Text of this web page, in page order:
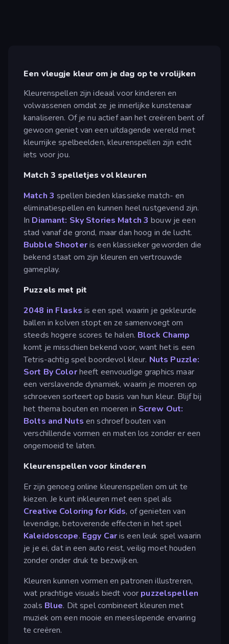
Een vleugje kleur om je dag op te vrolijken
Kleurenspellen zijn ideaal voor kinderen en
volwassenen omdat ze je innerlijke kunstenaar
kanaliseren. Of je nu actief aan het creëren bent of
gewoon geniet van een uitdagende wereld met
kleurrijke spelbeelden, kleurenspellen zijn echt
iets voor jou.
Match 3 spelletjes vol kleuren
Match 3 spellen bieden klassieke match- en
eliminatiespellen en kunnen heel rustgevend zijn.
In Diamant: Sky Stories Match 3 bouw je een
stad vanaf de grond, maar dan hoog in de lucht.
Bubble Shooteris een klassieker geworden die
bekend staat om zijn kleuren en vertrouwde
gameplay.
Puzzels met pit
2048 in Flasks is een spel waarin je gekleurde
ballen in kolven stopt en ze samenvoegt om
steeds hogere scores te halen. Block Champ
komt je misschien bekend voor, want het is een
Tetris-achtig spel boordevol kleur. Nuts Puzzle:
Sort By Colorheeft eenvoudige graphics maar
een verslavende dynamiek, waarin je moeren op
schroeven sorteert op basis van hun kleur. Blijf bij
het thema bouten en moeren in Screw Out:
Bolts and Nuts en schroef bouten van
verschillende vormen en maten los zonder er een
ongemoeid te laten.
Kleurenspellen voor kinderen
Er zijn genoeg online kleurenspellen om uit te
kiezen. Je kunt inkleuren met een spel als
Creative Coloring for Kids, of genieten van
levendige, betoverende effecten in het spel
Kaleidoscope. Eggy Caris een leuk spel waarin
je je ei, dat in een auto reist, veilig moet houden
zonder onder druk te bezwijken.
Kleuren kunnen vormen en patronen illustreren,
wat prachtige visuals biedt voor puzzelspellen
zoals Blue. Dit spel combineert kleuren met
muziek om een mooie en meeslepende ervaring
te creëren.